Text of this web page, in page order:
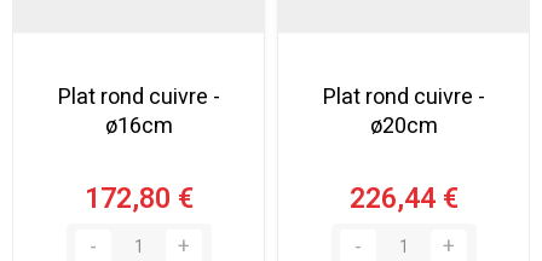
Plat rond cuivre -
ø16cm
172,80 €
Plat rond cuivre -
ø20cm
226,44 €